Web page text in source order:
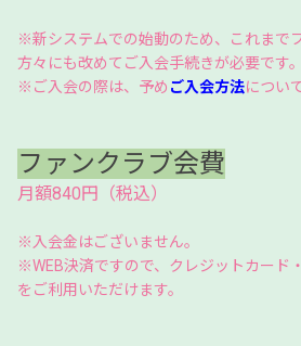
※新システムでの始動のため、これまで
方々にも改めてご入会手続きが必要です
※ご入会の際は、予め ご入会方法につい
ファンクラブ会費
月額840円（税込）
※入会金はございません。
※WEB決済ですので、クレジットカード
をご利用いただけます。